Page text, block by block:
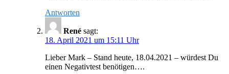
Antworten
René sagt:
18. April 2021 um 15:11 Uhr
Lieber Mark – Stand heute, 18.04.2021 – würdest Du
einen Negativtest benötigen….